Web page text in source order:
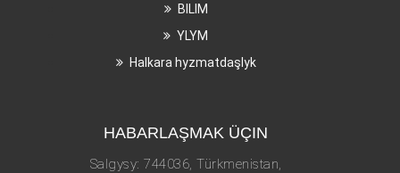
BILIM
YLYM
Halkara hyzmatdaşlyk
HABARLAŞMAK ÜÇIN
Salgysy: 744036, Türkmenistan,